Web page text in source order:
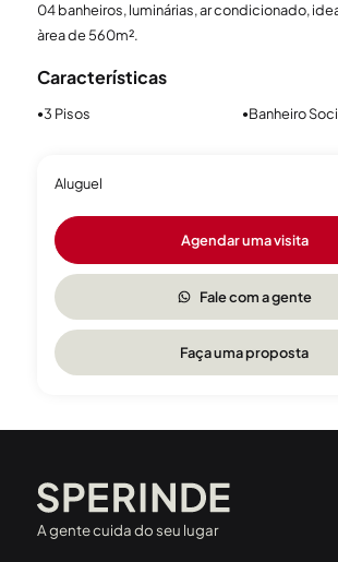
04 banheiros, luminárias, ar condicionado,
àrea de 560m².
Características
●3 Pisos ●Banheiro
Aluguel
Agendar uma visita
Fale com a gente
Faça uma proposta
A gente cuida do seu lugar